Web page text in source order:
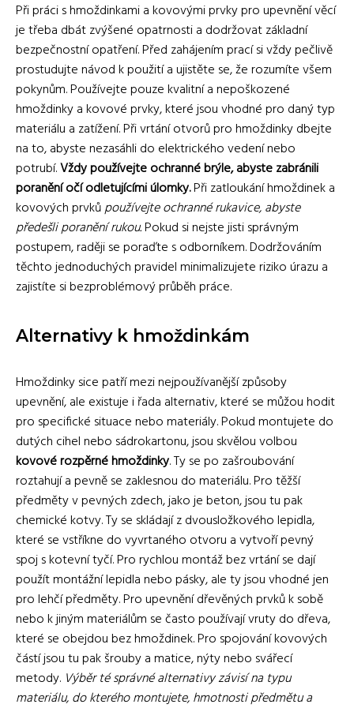
Při práci s hmoždinkami a kovovými prvky pro upevnění věcí
je třeba dbát zvýšené opatrnosti a dodržovat základní
bezpečnostní opatření. Před zahájením prací si vždy pečlivě
prostudujte návod k použití a ujistěte se, že rozumíte všem
pokynům. Používejte pouze kvalitní a nepoškozené
hmoždinky a kovové prvky, které jsou vhodné pro daný typ
materiálu a zatížení. Při vrtání otvorů pro hmoždinky dbejte
na to, abyste nezasáhli do elektrického vedení nebo
potrubí.Vždy používejte ochranné brýle, abyste zabránili
poranění očí odletujícími úlomky.Při zatloukání hmoždinek a
kovových prvkůpoužívejte ochranné rukavice, abyste
předešli poranění rukou.Pokud si nejste jisti správným
postupem, raději se poraďte s odborníkem. Dodržováním
těchto jednoduchých pravidel minimalizujete riziko úrazu a
zajistíte si bezproblémový průběh práce.
Alternativy k hmoždinkám
Hmoždinky sice patří mezi nejpoužívanější způsoby
upevnění, ale existuje i řada alternativ, které se můžou hodit
pro specifické situace nebo materiály. Pokud montujete do
dutých cihel nebo sádrokartonu, jsou skvělou volbou
kovové rozpěrné hmoždinky. Ty se po zašroubování
roztahují a pevně se zaklesnou do materiálu. Pro těžší
předměty v pevných zdech, jako je beton, jsou tu pak
chemické kotvy. Ty se skládají z dvousložkového lepidla,
které se vstříkne do vyvrtaného otvoru a vytvoří pevný
spoj s kotevní tyčí. Pro rychlou montáž bez vrtání se dají
použít montážní lepidla nebo pásky, ale ty jsou vhodné jen
pro lehčí předměty. Pro upevnění dřevěných prvků k sobě
nebo k jiným materiálům se často používají vruty do dřeva,
které se obejdou bez hmoždinek. Pro spojování kovových
částí jsou tu pak šrouby a matice, nýty nebo svářecí
metody. Výběr té správné alternativy závisí na typu
materiálu, do kterého montujete, hmotnosti předmětu a